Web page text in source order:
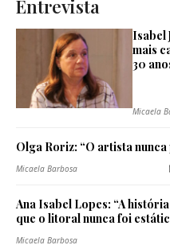
Entrevista
Isabel
mais
30
Micaela
Olga Roriz: “O artista
Micaela Barbosa
Ana Isabel Lopes: “A
que o litoral nunca foi
Micaela Barbosa